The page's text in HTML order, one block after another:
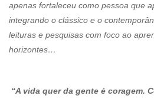
apenas fortaleceu como pessoa que
integrando o clássico e o
leituras e pesquisas com foco ao
horizontes…
“A vida quer da gente é coragem.